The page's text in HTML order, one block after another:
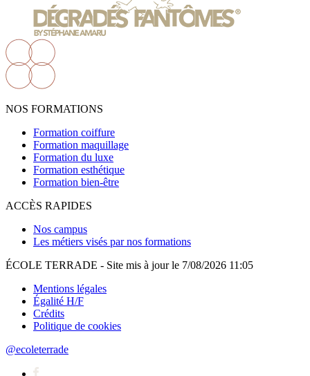
NOS FORMATIONS
Formation coiffure
Formation maquillage
Formation du luxe
Formation esthétique
Formation bien-être
ACCÈS RAPIDES
Nos campus
Les métiers visés par nos formations
ÉCOLE TERRADE - Site mis à jour le 7/08/2026 11:05
Mentions légales
Égalité H/F
Crédits
Politique de cookies
@ecoleterrade